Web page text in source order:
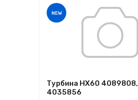
NEW
Турбина HX60 4089808,
4035856